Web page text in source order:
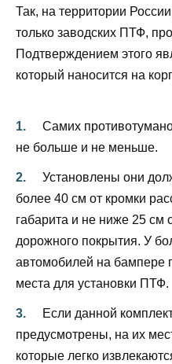
Так, на территории
только заводских ПТФ,
Подтверждением этого
который наносится на
Самих
не больше и не меньше.
Установлены они
более 40 см от кромки
габарита и не ниже 25 см
дорожного покрытия. У
автомобилей на бампере
места для установки ПТФ.
Если данной
предусмотрены, на их
которые легко